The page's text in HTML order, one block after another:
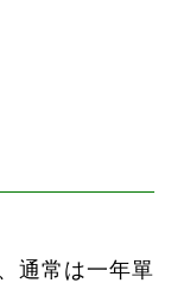
通常は一年單